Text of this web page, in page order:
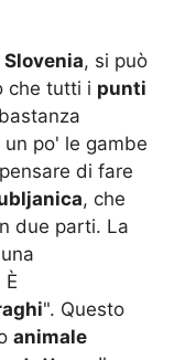
Slovenia, si può
che tutti i punti
po' le gambe
di fare
, che
due parti. La
". Questo
animale